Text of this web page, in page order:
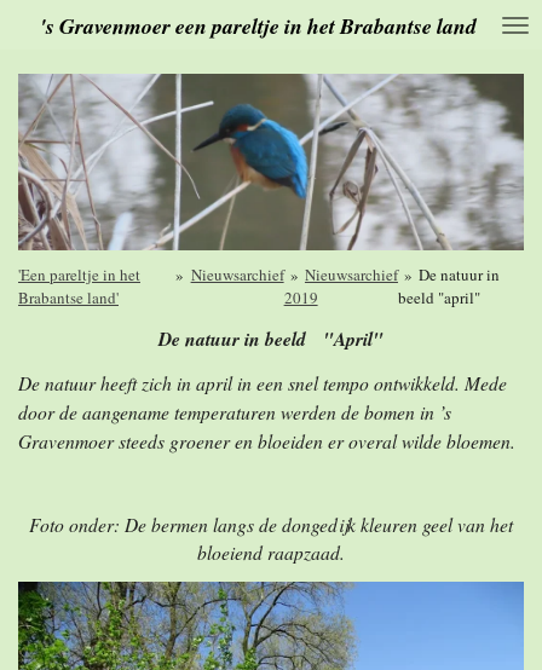
de
hoofdinhoud
's Gravenmoer een pareltje in het Brabantse land
'Een pareltje in het
Brabantse land'
» Nieuwsarchief » Nieuwsarchief
2019
» De natuur in
beeld "april"
De natuur in beeld "April"
De natuur heeft zich in april in een snel tempo ontwikkeld. Mede
door de aangename temperaturen werden de bomen in ’s
Gravenmoer steeds groener en bloeiden er overal wilde bloemen.
Foto onder: De bermen langs de dongedijk kleuren geel van het
bloeiend raapzaad.